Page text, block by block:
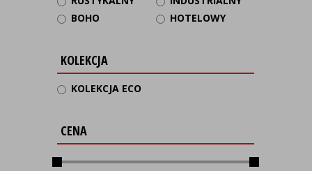
BOHO
HOTELOWY
KOLEKCJA
KOLEKCJA ECO
CENA